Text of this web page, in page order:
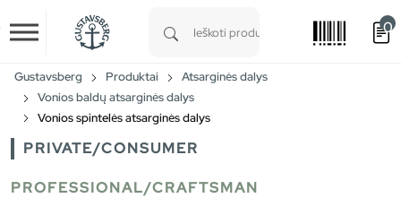
Skip to main content
0
Gustavsberg Produktai
Atsarginės dalys
Vonios baldų atsarginės dalys
Vonios spintelės atsarginės dalys
PRIVATE/CONSUMER
PROFESSIONAL/CRAFTSMAN